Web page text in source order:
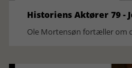
Historiens Aktører 79 -
Ole Mortensøn fortæller om